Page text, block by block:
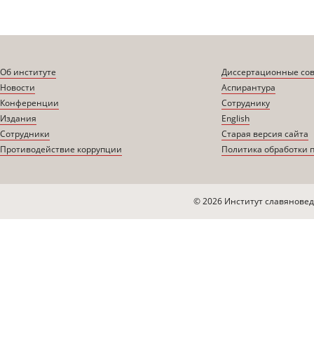
Об институте
Новости
Конференции
Издания
Сотрудники
Противодействие коррупции
Диссертационные
Аспирантура
Сотруднику
English
Старая версия сайта
Политика обработки
© 2026 Институт